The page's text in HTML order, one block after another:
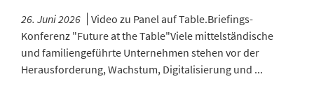
26. Juni 2026
Video zu Panel auf Table.Briefings-
Konferenz "Future at the Table"Viele mittelständische
und familiengeführte Unternehmen stehen vor der
Herausforderung, Wachstum, Digitalisierung und ...